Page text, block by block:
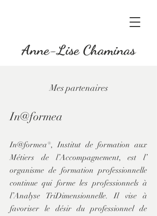
Anne-Lise Chaminas
Mes partenaires
In@formea
In@formea®, Institut de formation aux
Métiers de l’Accompagnement, est l’
organisme de formation professionnelle
continue qui forme les professionnels à
l’Analyse TriDimensionnelle. Il vise à
favoriser le désir du professionnel de